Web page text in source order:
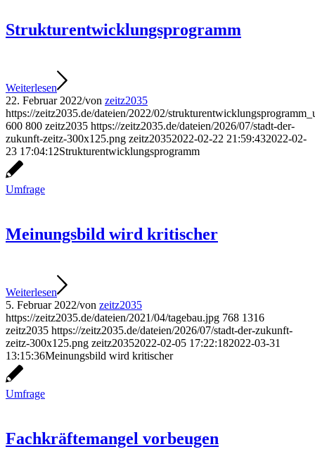
Strukturentwicklungsprogramm
Weiterlesen
22. Februar 2022/von zeitz2035
https://zeitz2035.de/dateien/2022/02/
600 800 zeitz2035 https://zeitz2035.de/dateien/2026/07/stadt-der-
zukunft-zeitz-300x125.png zeitz20352022-02-22 21:59:432022-02-
23 17:04:12Strukturentwicklungsprogramm
Umfrage
Meinungsbild wird kritischer
Weiterlesen
5. Februar 2022/von zeitz2035
https://zeitz2035.de/dateien/2021/04/tagebau.jpg 768 1316
zeitz2035 https://zeitz2035.de/dateien/2026/07/stadt-der-zukunft-
zeitz-300x125.png zeitz20352022-02-05 17:22:182022-03-31
13:15:36Meinungsbild wird kritischer
Umfrage
Fachkräftemangel vorbeugen